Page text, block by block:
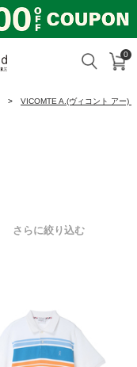
検索 カ
0
VICOMTE A.(ヴィコント アー)
さらに絞り込む